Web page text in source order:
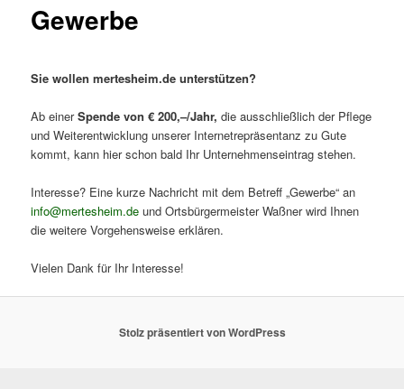
Gewerbe
Sie wollen mertesheim.de unterstützen?
Ab einerSpende von € 200,–/Jahr, die ausschließlich der Pflege
und Weiterentwicklung unserer Internetrepräsentanz zu Gute
kommt, kann hier schon bald Ihr Unternehmenseintrag stehen.
Interesse? Eine kurze Nachricht mit dem Betreff „Gewerbe“ an
info@mertesheim.de und Ortsbürgermeister Waßner wird Ihnen
die weitere Vorgehensweise erklären.
Vielen Dank für Ihr Interesse!
Stolz präsentiert von WordPress